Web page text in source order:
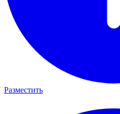
Разместить